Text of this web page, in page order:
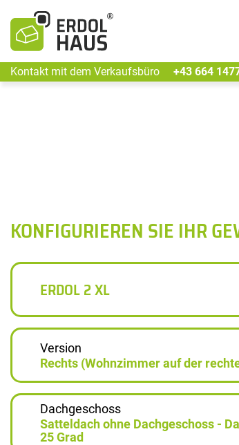
Kontakt mit dem Verkaufsbüro +43 664
KONFIGURIEREN SIE IHR
ERDOL 2 XL
Version
Rechts (Wohnzimmer auf der
Dachgeschoss
Satteldach ohne Dachgeschoss -
25 Grad